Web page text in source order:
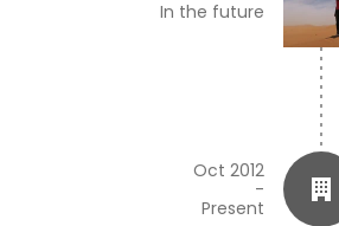
In the future
Oct 2012
-
Present